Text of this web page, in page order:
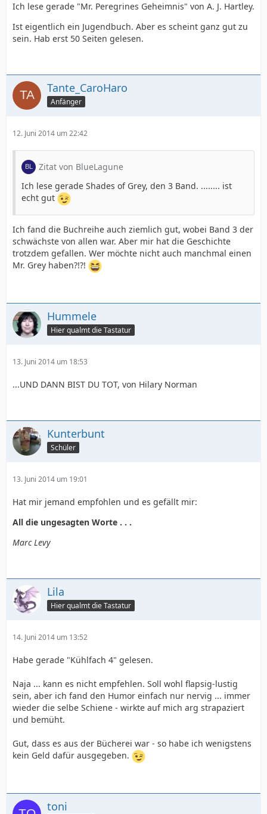
Ich lese gerade "Mr. Peregrines Geheimnis" von A. J. Hartley.
Ist eigentlich ein Jugendbuch. Aber es scheint ganz gut zu
sein. Hab erst 50 Seiten gelesen.
Tante_CaroHaro
Anfänger
12. Juni 2014 um 22:42
Zitat von BlueLagune
Ich lese gerade Shades of Grey, den 3 Band. ........ ist
echt gut
Ich fand die Buchreihe auch ziemlich gut, wobei Band 3 der
schwächste von allen war. Aber mir hat die Geschichte
trotzdem gefallen. Wer möchte nicht auch manchmal einen
Mr. Grey haben?!?!
Hummele
Hier qualmt die Tastatur
13. Juni 2014 um 18:53
...UND DANN BIST DU TOT, von Hilary Norman
Kunterbunt
Schüler
13. Juni 2014 um 19:01
Hat mir jemand empfohlen und es gefällt mir:
All die ungesagten Worte . . .
Marc Levy
Lila
Hier qualmt die Tastatur
14. Juni 2014 um 13:52
Habe gerade "Kühlfach 4" gelesen.
Naja ... kann es nicht empfehlen. Soll wohl flapsig-lustig
sein, aber ich fand den Humor einfach nur nervig ... immer
wieder die selbe Schiene - wirkte auf mich arg strapaziert
und bemüht.
Gut, dass es aus der Bücherei war - so habe ich wenigstens
kein Geld dafür ausgegeben.
toni